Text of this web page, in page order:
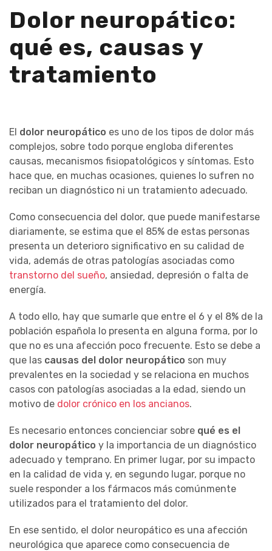
Dolor neuropático:
qué es, causas y
tratamiento
El dolor neuropático es uno de los tipos de dolor más
complejos, sobre todo porque engloba diferentes
causas, mecanismos fisiopatológicos y síntomas. Esto
hace que, en muchas ocasiones, quienes lo sufren no
reciban un diagnóstico ni un tratamiento adecuado.
Como consecuencia del dolor, que puede manifestarse
diariamente, se estima que el 85% de estas personas
presenta un deterioro significativo en su calidad de
vida, además de otras patologías asociadas como
transtorno del sueño, ansiedad, depresión o falta de
energía.
A todo ello, hay que sumarle que entre el 6 y el 8% de la
población española lo presenta en alguna forma, por lo
que no es una afección poco frecuente. Esto se debe a
que las causas del dolor neuropático son muy
prevalentes en la sociedad y se relaciona en muchos
casos con patologías asociadas a la edad, siendo un
motivo de dolor crónico en los ancianos.
Es necesario entonces concienciar sobre qué es el
dolor neuropático y la importancia de un diagnóstico
adecuado y temprano. En primer lugar, por su impacto
en la calidad de vida y, en segundo lugar, porque no
suele responder a los fármacos más comúnmente
utilizados para el tratamiento del dolor.
En ese sentido, el dolor neuropático es una afección
neurológica que aparece como consecuencia de